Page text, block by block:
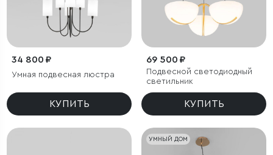
34 800 ₽
Умная подвесная люстра
КУПИТЬ
69 500 ₽
Подвесной светодиодный
светильник
КУПИТЬ
УМНЫЙ ДОМ